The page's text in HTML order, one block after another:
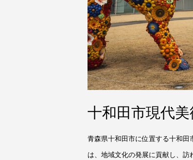
十和田市現代
青森県十和田市に位置する十和
は、地域文化の発展に貢献し、